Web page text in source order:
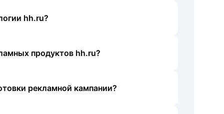
hh.ru?
продуктов hh.ru?
рекламной кампании?